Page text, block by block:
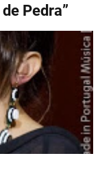
Pedra”